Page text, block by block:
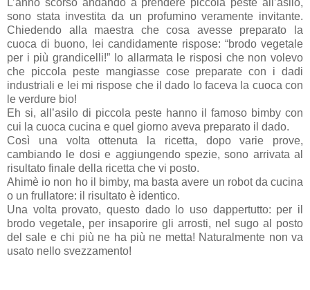
L’anno scorso andando a prendere piccola peste all’asilo,
sono stata investita da un profumino veramente invitante.
Chiedendo alla maestra che cosa avesse preparato la
cuoca di buono, lei candidamente rispose: “brodo vegetale
per i più grandicelli!” Io allarmata le risposi che non volevo
che piccola peste mangiasse cose preparate con i dadi
industriali e lei mi rispose che il dado lo faceva la cuoca con
le verdure bio!
Eh si, all’asilo di piccola peste hanno il famoso bimby con
cui la cuoca cucina e quel giorno aveva preparato il dado.
Così una volta ottenuta la ricetta, dopo varie prove,
cambiando le dosi e aggiungendo spezie, sono arrivata al
risultato finale della ricetta che vi posto.
Ahimè io non ho il bimby, ma basta avere un robot da cucina
o un frullatore: il risultato è identico.
Una volta provato, questo dado lo uso dappertutto: per il
brodo vegetale, per insaporire gli arrosti, nel sugo al posto
del sale e chi più ne ha più ne metta! Naturalmente non va
usato nello svezzamento!